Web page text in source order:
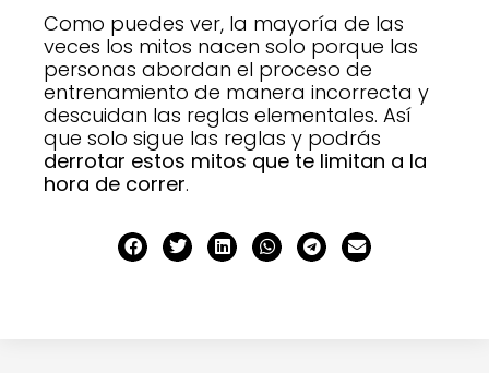
Como puedes ver, la mayoría de las
veces los mitos nacen solo porque las
personas abordan el proceso de
entrenamiento de manera incorrecta y
descuidan las reglas elementales. Así
que solo sigue las reglas y podrás
derrotar estos mitos que te limitan a la
hora de correr.